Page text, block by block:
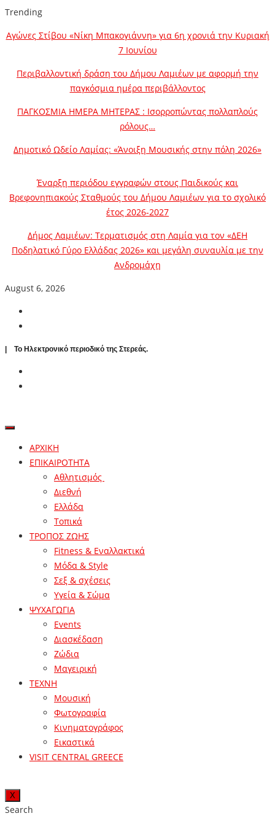
Trending
Αγώνες Στίβου «Νίκη Μπακογιάννη» για 6η χρονιά την Κυριακή
7 Ιουνίου
Περιβαλλοντική δράση του Δήμου Λαμιέων με αφορμή την
παγκόσμια ημέρα περιβάλλοντος
ΠΑΓΚΟΣΜΙΑ ΗΜΕΡΑ ΜΗΤΕΡΑΣ : Ισορροπώντας πολλαπλούς
ρόλους…
Δημοτικό Ωδείο Λαμίας: «Άνοιξη Μουσικής στην πόλη 2026»
Έναρξη περιόδου εγγραφών στους Παιδικούς και
Βρεφονηπιακούς Σταθμούς του Δήμου Λαμιέων για το σχολικό
έτος 2026-2027
Δήμος Λαμιέων: Τερματισμός στη Λαμία για τον «ΔΕΗ
Ποδηλατικό Γύρο Ελλάδας 2026» και μεγάλη συναυλία με την
Ανδρομάχη
August 6, 2026
| To Ηλεκτρονικό περιοδικό της Στερεάς.
ΑΡΧΙΚΗ
ΕΠΙΚΑΙΡΟΤΗΤΑ
Αθλητισμός
Διεθνή
Ελλάδα
Τοπικά
ΤΡΟΠΟΣ ΖΩΗΣ
Fitness & Εναλλακτικά
Μόδα & Style
Σεξ & σχέσεις
Υγεία & Σώμα
ΨΥΧΑΓΩΓΙΑ
Events
Διασκέδαση
Ζώδια
Μαγειρική
ΤΕΧΝΗ
Μουσική
Φωτογραφία
Κινηματογράφος
Εικαστικά
VISIT CENTRAL GREECE
X
Search